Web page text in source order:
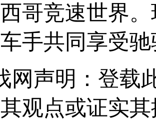
哥竞速世界
手共同享受
网声明：登载
观点或证实